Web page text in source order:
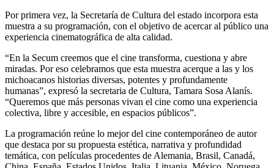
Por primera vez, la Secretaría de Cultura del estado incorpora esta
muestra a su programación, con el objetivo de acercar al público una
experiencia cinematográfica de alta calidad.
“En la Secum creemos que el cine transforma, cuestiona y abre
miradas. Por eso celebramos que esta muestra acerque a las y los
michoacanos historias diversas, potentes y profundamente
humanas”, expresó la secretaria de Cultura, Tamara Sosa Alanís.
“Queremos que más personas vivan el cine como una experiencia
colectiva, libre y accesible, en espacios públicos”.
La programación reúne lo mejor del cine contemporáneo de autor
que destaca por su propuesta estética, narrativa y profundidad
temática, con películas procedentes de Alemania, Brasil, Canadá,